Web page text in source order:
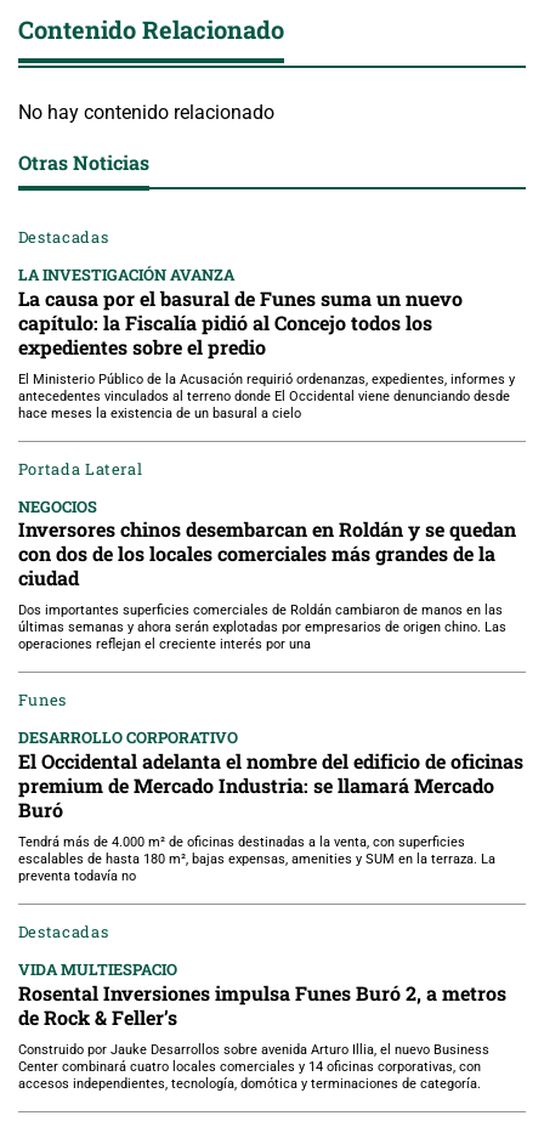
Contenido Relacionado
No hay contenido relacionado
Otras Noticias
Destacadas
LA INVESTIGACIÓN AVANZA
La causa por el basural de Funes suma un nuevo
capítulo: la Fiscalía pidió al Concejo todos los
expedientes sobre el predio
El Ministerio Público de la Acusación requirió ordenanzas, expedientes, informes y
antecedentes vinculados al terreno donde El Occidental viene denunciando desde
hace meses la existencia de un basural a cielo
Portada Lateral
NEGOCIOS
Inversores chinos desembarcan en Roldán y se quedan
con dos de los locales comerciales más grandes de la
ciudad
Dos importantes superficies comerciales de Roldán cambiaron de manos en las
últimas semanas y ahora serán explotadas por empresarios de origen chino. Las
operaciones reflejan el creciente interés por una
Funes
DESARROLLO CORPORATIVO
El Occidental adelanta el nombre del edificio de oficinas
premium de Mercado Industria: se llamará Mercado
Buró
Tendrá más de 4.000 m² de oficinas destinadas a la venta, con superficies
escalables de hasta 180 m², bajas expensas, amenities y SUM en la terraza. La
preventa todavía no
Destacadas
VIDA MULTIESPACIO
Rosental Inversiones impulsa Funes Buró 2, a metros
de Rock & Feller’s
Construido por Jauke Desarrollos sobre avenida Arturo Illia, el nuevo Business
Center combinará cuatro locales comerciales y 14 oficinas corporativas, con
accesos independientes, tecnología, domótica y terminaciones de categoría.